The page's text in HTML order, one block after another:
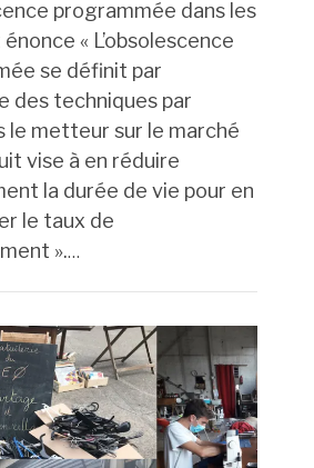
programmée dans les
« L’obsolescence
se définit par
des techniques par
le metteur sur le marché
vise à en réduire
la durée de vie pour en
le taux de
».…